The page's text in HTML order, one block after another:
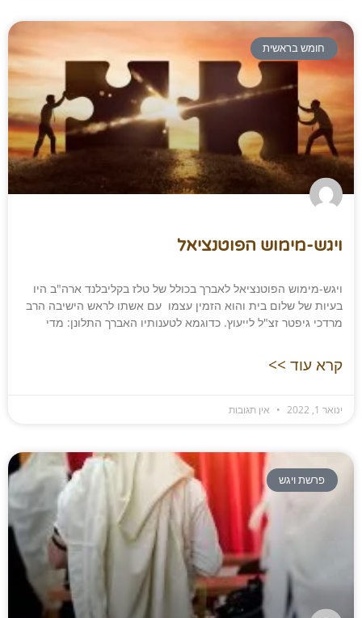
חומש בראשית
ויגש-מימוש הפוטנציאל
ויגש-מימוש הפוטנציאל לאברך בכולל של טלז בקליבלנד ארה"ב היו
בעיות של שלום בית והוא הזמין עצמו עם אשתו לראש הישיבה הרב
מרדכי גיפטר זצ"ל לייעוץ. כדוגמא לטענותיו האברך התלונן: מדי
קרא עוד >>
ינואר 1, 2022 אין תגובות
פרשת ויגש